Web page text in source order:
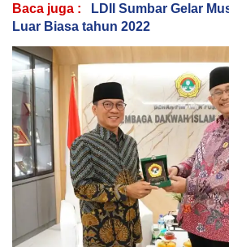
Baca juga :
LDII Sumbar Gelar
Luar Biasa tahun 2022